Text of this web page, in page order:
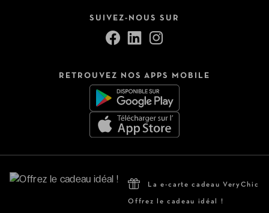
SUIVEZ-NOUS SUR
RETROUVEZ NOS APPS MOBILE
La e-carte cadeau VeryChic
Offrez le cadeau idéal !